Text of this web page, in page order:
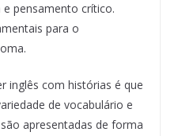
pensamento crítico.
para o
inglês com histórias é que
de vocabulário e
apresentadas de forma